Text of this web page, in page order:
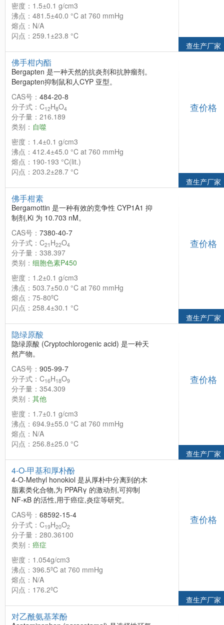
密度：1.5±0.1 g/cm3
沸点：481.5±40.0 °C at 760 mmHg
熔点：N/A
闪点：259.1±23.8 °C
查生产厂家
佛手柑内酯
Bergapten 是一种天然的抗炎剂和抗肿瘤剂。
Bergapten抑制鼠和人CYP 亚型。
CAS号： 484-20-8
分子式：C12H8O4
分子量：216.189
类别： 自噬
密度：1.4±0.1 g/cm3
沸点：412.4±45.0 °C at 760 mmHg
熔点：190-193 °C(lit.)
闪点：203.2±28.7 °C
查价格
查生产厂家
佛手柑素
Bergamottin 是一种有效的竞争性 CYP1A1 抑
制剂,Ki 为 10.703 nM。
CAS号： 7380-40-7
分子式：C21 H22O4
分子量：338.397
类别： 细胞色素P450
密度：1.2±0.1 g/cm3
沸点：503.7±50.0 °C at 760 mmHg
熔点：75-80ºC
闪点：258.4±30.1 °C
查价格
查生产厂家
隐绿原酸
隐绿原酸 (Cryptochlorogenic acid) 是一种天
然产物。
CAS号： 905-99-7
分子式：C16H18O9
分子量：354.309
类别： 其他
密度：1.7±0.1 g/cm3
沸点：694.9±55.0 °C at 760 mmHg
熔点：N/A
闪点：256.8±25.0 °C
查价格
查生产厂家
4-O-甲基和厚朴酚
4-O-Methyl honokiol 是从厚朴中分离到的木
脂素类化合物,为 PPARγ 的激动剂,可抑制
NF-κB 的活性,用于癌症,炎症等研究。
CAS号： 68592-15-4
分子式：C19H20O2
分子量：280.36100
类别： 癌症
密度：1.054g/cm3
沸点：396.5ºC at 760 mmHg
熔点：N/A
闪点：176.2ºC
查价格
查生产厂家
对乙酰氨基苯酚